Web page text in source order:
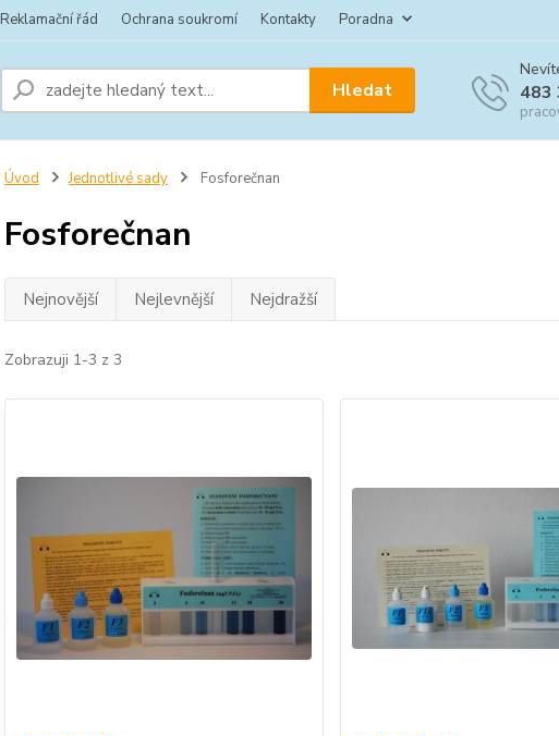
Reklamační řád Ochrana soukromí Kontakty Poradna
Hledat 483
Úvod Jednotlivé sady Fosforečnan
Fosforečnan
Nejnovější Nejlevnější Nejdražší
Zobrazuji 1-3 z 3